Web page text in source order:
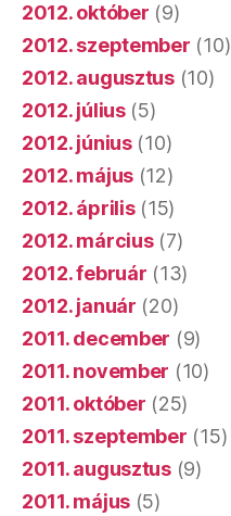
2012. október (9)
2012. szeptember (10)
2012. augusztus(10)
2012. július(5)
2012. június(10)
2012. május (12)
2012. április(15)
2012. március(7)
2012. február (13)
2012. január (20)
2011. december (9)
2011. november (10)
2011. október (25)
2011. szeptember (15)
2011. augusztus(9)
2011. május (5)